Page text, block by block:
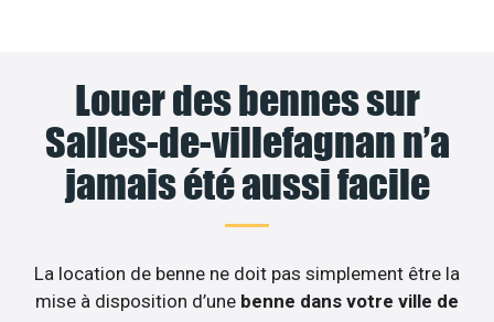
Louer des bennes sur
Salles-de-villefagnan n’a
jamais été aussi facile
La location de benne ne doit pas simplement être la
mise à disposition d’une benne dans votre ville de